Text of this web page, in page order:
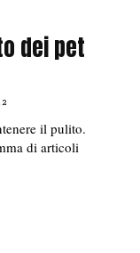
dei pet
il pulito.
di articoli